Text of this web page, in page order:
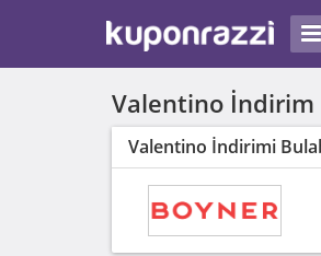
Valentino İndirim
Valentino İndirimi